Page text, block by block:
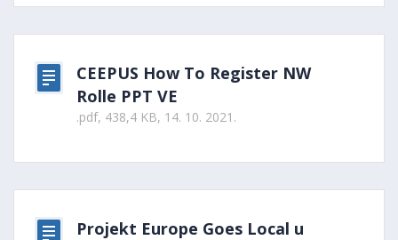
CEEPUS How To Register NW
Rolle PPT VE
.pdf, 438,4 KB, 14. 10. 2021.
Projekt Europe Goes Local u